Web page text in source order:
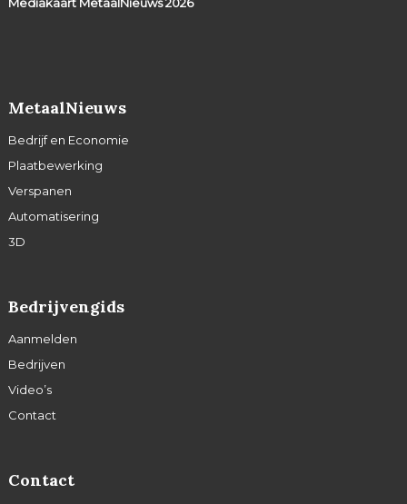
Mediakaart MetaalNieuws2026
MetaalNieuws
Bedrijf en Economie
Plaatbewerking
Verspanen
Automatisering
3D
Bedrijvengids
Aanmelden
Bedrijven
Video’s
Contact
Contact